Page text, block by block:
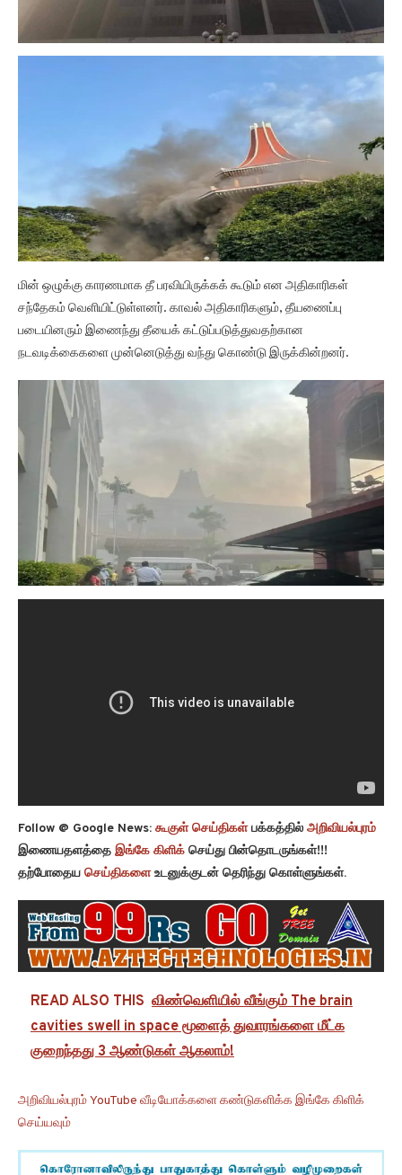
மின் ஒழுக்கு காரணமாக தீ பரவியிருக்கக் கூடும் என அதிகாரிகள்
சந்தேகம் வெளியிட்டுள்ளனர். காவல் அதிகாரிகளும், தீயணைப்பு
படையினரும் இணைந்து தீயைக் கட்டுப்படுத்துவதற்கான
நடவடிக்கைகளை முன்னெடுத்து வந்து கொண்டு இருக்கின்றனர்.
Follow @ Google News: கூகுள் செய்திகள்பக்கத்தில் அறிவியல்புரம்
இணையதளத்தை இங்கே கிளிக் செய்து பின்தொடருங்கள்!!!
தற்போதைய செய்திகளைஉடனுக்குடன் தெரிந்து கொள்ளுங்கள்.
READ ALSO THIS விண்வெளியில் வீங்கும் The brain
cavities swell in space மூளைத் துவாரங்களை மீட்க
குறைந்தது 3 ஆண்டுகள் ஆகலாம்!
அறிவியல்புரம் YouTube வீடியோக்களை கண்டுகளிக்க இங்கே கிளிக்
செய்யவும்